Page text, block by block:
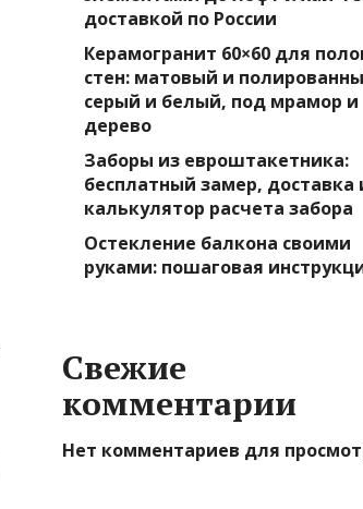
доставкой по России
Керамогранит 60×60 для
стен: матовый и
серый и белый, под мрамор и
дерево
Заборы из евроштакетника:
бесплатный замер, доставка
калькулятор расчета забора
Остекление балкона своими
руками: пошаговая
Свежие
комментарии
Нет комментариев для